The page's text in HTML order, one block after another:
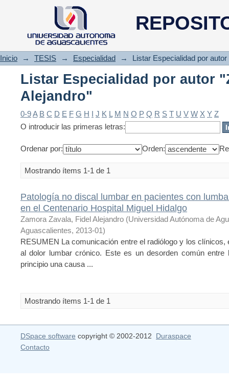
Listar Especialidad por autor
Inicio → TESIS → Especialidad → Listar Especialidad por autor
Listar Especialidad por autor
Alejandro"
0-9A B C D E F G H I J K L M N O P Q R S T U V W X Y Z
O introducir las primeras letras:
Ordenar por: Orden:
Mostrando ítems 1-1 de 1
Patología no discal lumbar en pacientes con
en el Centenario Hospital Miguel Hidalgo
Zamora Zavala, Fidel Alejandro (Universidad Autónoma de
Aguascalientes, 2013-01)
RESUMEN La comunicación entre el radiólogo y los
al dolor lumbar crónico. Este es un desorden común
principio una causa ...
Mostrando ítems 1-1 de 1
DSpace software copyright © 2002-2012 Duraspace
Contacto